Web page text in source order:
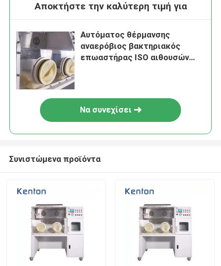
Αποκτήστε την καλύτερη τιμή για
Αυτόματος θέρμανσης
αναερόβιος βακτηριακός
επωαστήρας ISO αιθουσών
Να συνεχίσει
Συνιστώμενα προϊόντα